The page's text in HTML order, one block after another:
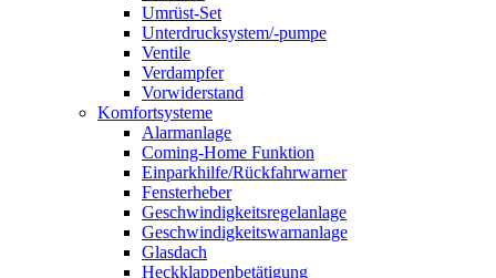
Umrüst-Set
Unterdrucksystem/-pumpe
Ventile
Verdampfer
Vorwiderstand
Komfortsysteme
Alarmanlage
Coming-Home Funktion
Einparkhilfe/Rückfahrwarner
Fensterheber
Geschwindigkeitsregelanlage
Geschwindigkeitswarnanlage
Glasdach
Heckklappenbetätigung